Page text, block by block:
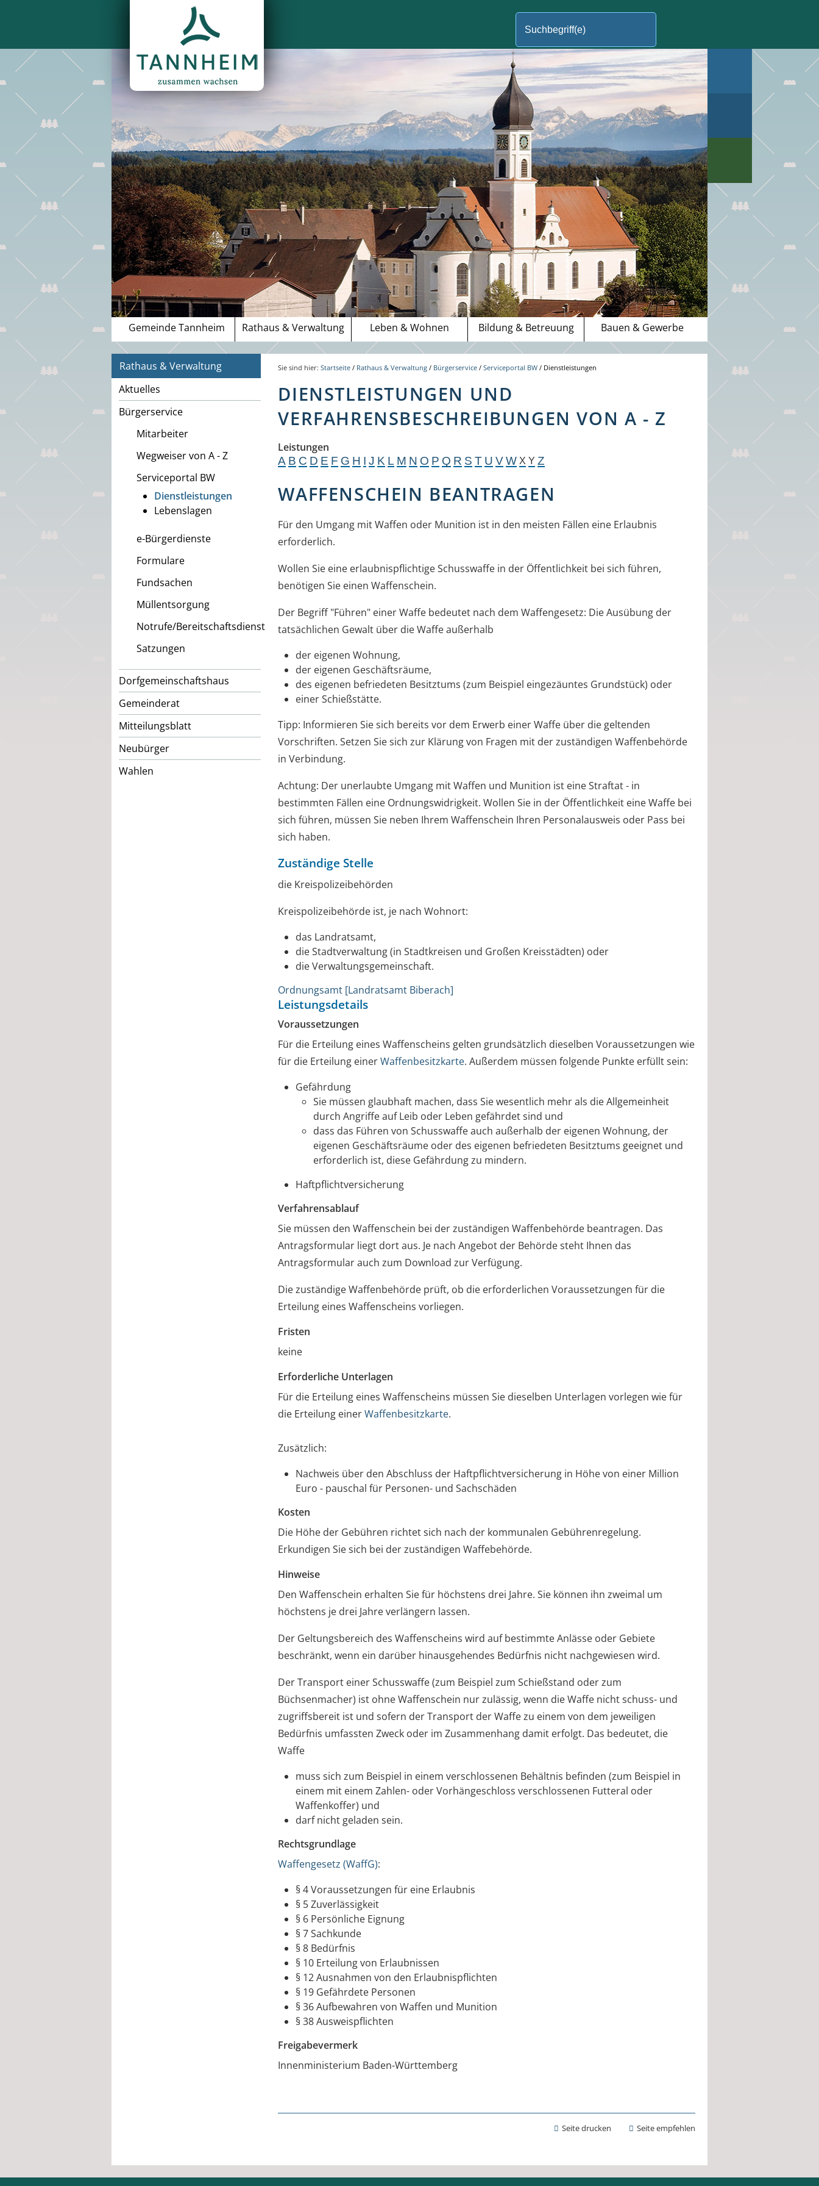
Gemeinde Tannheim Rathaus & Verwaltung Leben & Wohnen Bildung & Betreuung Bauen & Gewerbe
Rathaus & Verwaltung
Aktuelles
Bürgerservice
Mitarbeiter
Wegweiser von A - Z
Serviceportal BW
Dienstleistungen
Lebenslagen
e-Bürgerdienste
Formulare
Fundsachen
Müllentsorgung
Notrufe/Bereitschaftsdienst
Satzungen
Dorfgemeinschaftshaus
Gemeinderat
Mitteilungsblatt
Neubürger
Wahlen
Sie sind hier:Startseite / Rathaus & Verwaltung / Bürgerservice /Serviceportal BW / Dienstleistungen
DIENSTLEISTUNGEN UND
VERFAHRENSBESCHREIBUNGEN VON A - Z
Leistungen
A B C D E F G H I J K L M N O P Q R S T U V W X Y Z
WAFFENSCHEIN BEANTRAGEN
Für den Umgang mit Waffen oder Munition ist in den meisten Fällen eine Erlaubnis
erforderlich.
Wollen Sie eine erlaubnispflichtige Schusswaffe in der Öffentlichkeit bei sich führen,
benötigen Sie einen Waffenschein.
Der Begriff "Führen" einer Waffe bedeutet nach dem Waffengesetz: Die Ausübung der
tatsächlichen Gewalt über die Waffe außerhalb
der eigenen Wohnung,
der eigenen Geschäftsräume,
des eigenen befriedeten Besitztums (zum Beispiel eingezäuntes Grundstück) oder
einer Schießstätte.
Tipp: Informieren Sie sich bereits vor dem Erwerb einer Waffe über die geltenden
Vorschriften. Setzen Sie sich zur Klärung von Fragen mit der zuständigen Waffenbehörde
in Verbindung.
Achtung: Der unerlaubte Umgang mit Waffen und Munition ist eine Straftat - in
bestimmten Fällen eine Ordnungswidrigkeit.Wollen Sie in der Öffentlichkeit eine Waffe bei
sich führen, müssen Sie neben Ihrem Waffenschein Ihren Personalausweis oder Pass bei
sich haben.
Zuständige Stelle
die Kreispolizeibehörden
Kreispolizeibehörde ist, je nach Wohnort:
das Landratsamt,
die Stadtverwaltung (in Stadtkreisen und Großen Kreisstädten) oder
die Verwaltungsgemeinschaft.
Ordnungsamt [Landratsamt Biberach]
Leistungsdetails
Voraussetzungen
Für die Erteilung eines Waffenscheins gelten grundsätzlich dieselben Voraussetzungen wie
für die Erteilung einerWaffenbesitzkarte. Außerdem müssen folgende Punkte erfüllt sein:
Gefährdung
Sie müssen glaubhaft machen, dass Sie wesentlich mehr als die Allgemeinheit
durch Angriffe auf Leib oder Leben gefährdet sind und
dass das Führen von Schusswaffeauch außerhalb der eigenen Wohnung, der
eigenen Geschäftsräume oder des eigenen befriedeten Besitztums geeignet und
erforderlich ist, diese Gefährdungzu mindern.
Haftpflichtversicherung
Verfahrensablauf
Sie müssen den Waffenschein bei der zuständigen Waffenbehörde beantragen. Das
Antragsformular liegt dort aus. Je nach Angebot der Behörde steht Ihnen das
Antragsformular auch zum Download zur Verfügung.
Die zuständige Waffenbehörde prüft, ob die erforderlichen Voraussetzungen für die
Erteilung eines Waffenscheins vorliegen.
Fristen
keine
Erforderliche Unterlagen
Für die Erteilung eines Waffenscheins müssen Sie dieselben Unterlagen vorlegen wie für
die Erteilung einerWaffenbesitzkarte.
Zusätzlich:
Nachweis über den Abschluss der Haftpflichtversicherung in Höhe von einer Million
Euro - pauschal für Personen- und Sachschäden
Kosten
Die Höhe der Gebühren richtet sich nach der kommunalen Gebührenregelung.
Erkundigen Sie sich bei der zuständigen Waffebehörde.
Hinweise
Den Waffenschein erhalten Sie für höchstens drei Jahre. Sie können ihn zweimal um
höchstens je drei Jahre verlängern lassen.
Der Geltungsbereich des Waffenscheins wird auf bestimmte Anlässe oder Gebiete
beschränkt,wenn ein darüber hinausgehendes Bedürfnis nicht nachgewiesen wird.
Der Transport einer Schusswaffe (zum Beispiel zum Schießstand oder zum
Büchsenmacher) ist ohne Waffenschein nur zulässig, wenn die Waffe nicht schuss- und
zugriffsbereit ist und sofern der Transport der Waffe zu einem von dem jeweiligen
Bedürfnis umfassten Zweck oder im Zusammenhang damit erfolgt. Das bedeutet, die
Waffe
muss sich zum Beispiel in einem verschlossenen Behältnis befinden (zum Beispiel in
einem mit einem Zahlen- oder Vorhängeschloss verschlossenen Futteral oder
Waffenkoffer) und
darf nicht geladen sein.
Rechtsgrundlage
Waffengesetz (WaffG):
§ 4 Voraussetzungen für eine Erlaubnis
§ 5 Zuverlässigkeit
§ 6 Persönliche Eignung
§ 7 Sachkunde
§ 8 Bedürfnis
§ 10 Erteilung von Erlaubnissen
§ 12 Ausnahmen von den Erlaubnispflichten
§ 19 Gefährdete Personen
§ 36 Aufbewahren von Waffen und Munition
§ 38 Ausweispflichten
Freigabevermerk
Innenministerium Baden-Württemberg
Seite drucken Seite empfehlen